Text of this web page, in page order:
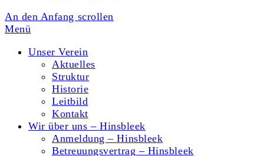
An den Anfang scrollen
Menü
Unser Verein
Aktuelles
Struktur
Historie
Leitbild
Kontakt
Wir über uns – Hinsbleek
Anmeldung – Hinsbleek
Betreuungsvertrag – Hinsbleek